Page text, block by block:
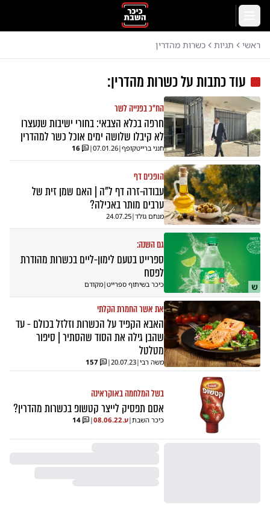
דלג לתוכן הראשי
ראשי תגיות כשרות מהדרין
עוד כתבות עלכשרות מהדרין:
הח"כ בפנייה לשר
חרפה בכלא הצבאי: בחורי ישיבות שנעצרו
לא קיבלו שלושה ימים אוכל כשר למהדרין
חנני ברייטקופף|
07.01.26
|
16
הופכים דף
עבודה-זרה דף ל"ה | האם שמן זית של
ערבים מותר באכילה?
מנחם גולד|
24.07.25
ש
גם השנה:
ספרייט בטעם לימון-ליים בכשרות מהודרת
לפסח
כיכר בשיתוף ספרייט|מקודם
את אשר החמרת הקלתי
האבא הקפיד על הכשרות וזלזל בכולם - עד
שהבן גילה את הסוד שהסתיר | סיפור
מטלטל
משה רבי|
20.07.23
|
157
בשל המלחמה באוקראינה
אסם תפסיק לייצר קטשופ בכשרות מהדרין?
כיכר השבת|ע.08.06.22
|
14